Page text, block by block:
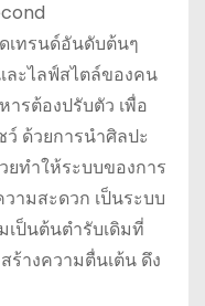
เทรนด์อันดับต้นๆ
ละไลฟ์สไตล์ของคน
ารต้องปรับตัว เพื่อ
ด้วยการนำศิลปะ
ทำให้ระบบของการ
ามสะดวก เป็นระบบ
เป็นต้นตำรับเดิมที่
ร้างความตื่นเต้น ดึง